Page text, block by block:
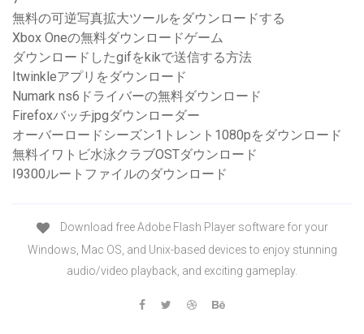
無料の可逆写真拡大ツールをダウンロードする
Xbox Oneの無料ダウンロードゲーム
ダウンロードしたgifをkikで送信する方法
Itwinkleアプリをダウンロード
Numark ns6ドライバーの無料ダウンロード
Firefoxバッチjpgダウンローダー
オーバーロードシーズン1トレント1080pをダウンロード
無料イワトビ水泳クラブOSTダウンロード
I9300ルートファイルのダウンロード
Download free Adobe Flash Player software for your
Windows, Mac OS, and Unix-based devices to enjoy stunning
audio/video playback, and exciting gameplay.